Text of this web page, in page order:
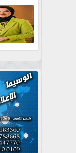
طبيعية
للتجارة